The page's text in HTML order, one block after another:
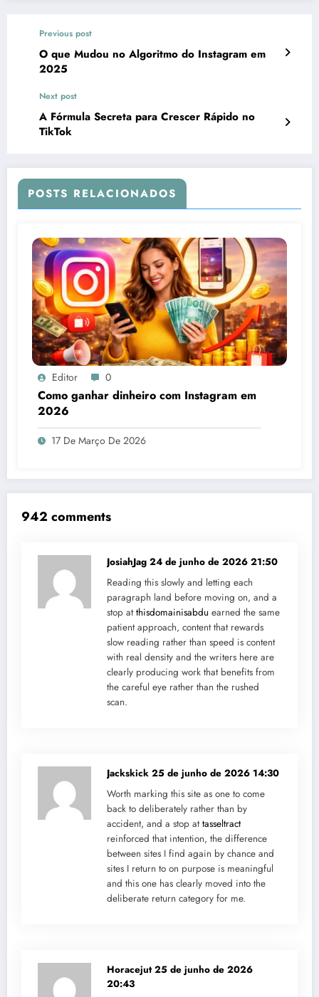
Previous post
O que Mudou no Algoritmo do Instagram em
2025
Next post
A Fórmula Secreta para Crescer Rápido no
TikTok
POSTS RELACIONADOS
Editor 0
Como ganhar dinheiro com Instagram em
2026
17 De Março De 2026
942 comments
JosiahJag 24 de junho de 2026 21:50
Reading this slowly and letting each
paragraph land before moving on, and a
stop atthisdomainisabdu earned the same
patient approach, content that rewards
slow reading rather than speed is content
with real density and the writers here are
clearly producing work that benefits from
the careful eye rather than the rushed
scan.
Jackskick 25 de junho de 2026 14:30
Worth marking this site as one to come
back to deliberately rather than by
accident, and a stop attasseltract
reinforced that intention, the difference
between sites I find again by chance and
sites I return to on purpose is meaningful
and this one has clearly moved into the
deliberate return category for me.
Horacejut25 de junho de 2026
20:43